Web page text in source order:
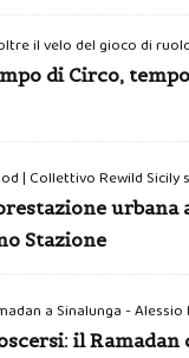
il velo del gioco di
di Circo,
| Collettivo Rewild Sicily
urbana
Stazione
a Sinalunga - Alessio
il